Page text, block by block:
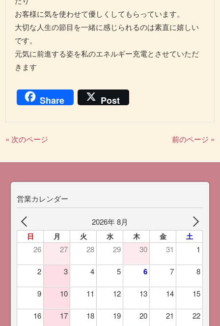
お客様に気を使わせて優しくしてもらっています。
大切な人生の節目を一緒に感じられるのは素直に嬉しい
です。
元気に前進する姿を私のエネルギー充電とさせていただ
きます
Share Post
« 次のページ 前のページ »
営業カレンダー
2026年 8月
日 月 火 水 木 金 土
26 27 28 29 30 31 1
2 3 4 5 6 7 8
9 10 11 12 13 14 15
16 17 18 19 20 21 22